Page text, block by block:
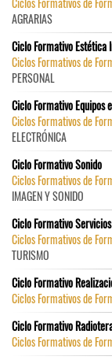
AGRARIAS
Ciclo Formativo Estética
Ciclos Formativos de
PERSONAL
Ciclo Formativo Equipos
Ciclos Formativos de
ELECTRÓNICA
Ciclo Formativo Sonido
Ciclos Formativos de
IMAGEN Y SONIDO
Ciclo Formativo
Ciclos Formativos de
TURISMO
Ciclo Formativo
Ciclos Formativos de
Ciclo Formativo
Ciclos Formativos de